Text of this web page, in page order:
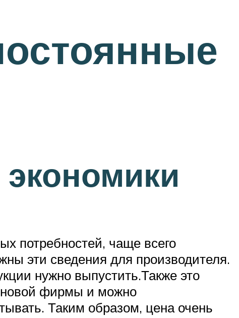
потребностей, чаще всего
эти сведения для производителя.
нужно выпустить.Также это
новой фирмы и можно
Таким образом, цена очень